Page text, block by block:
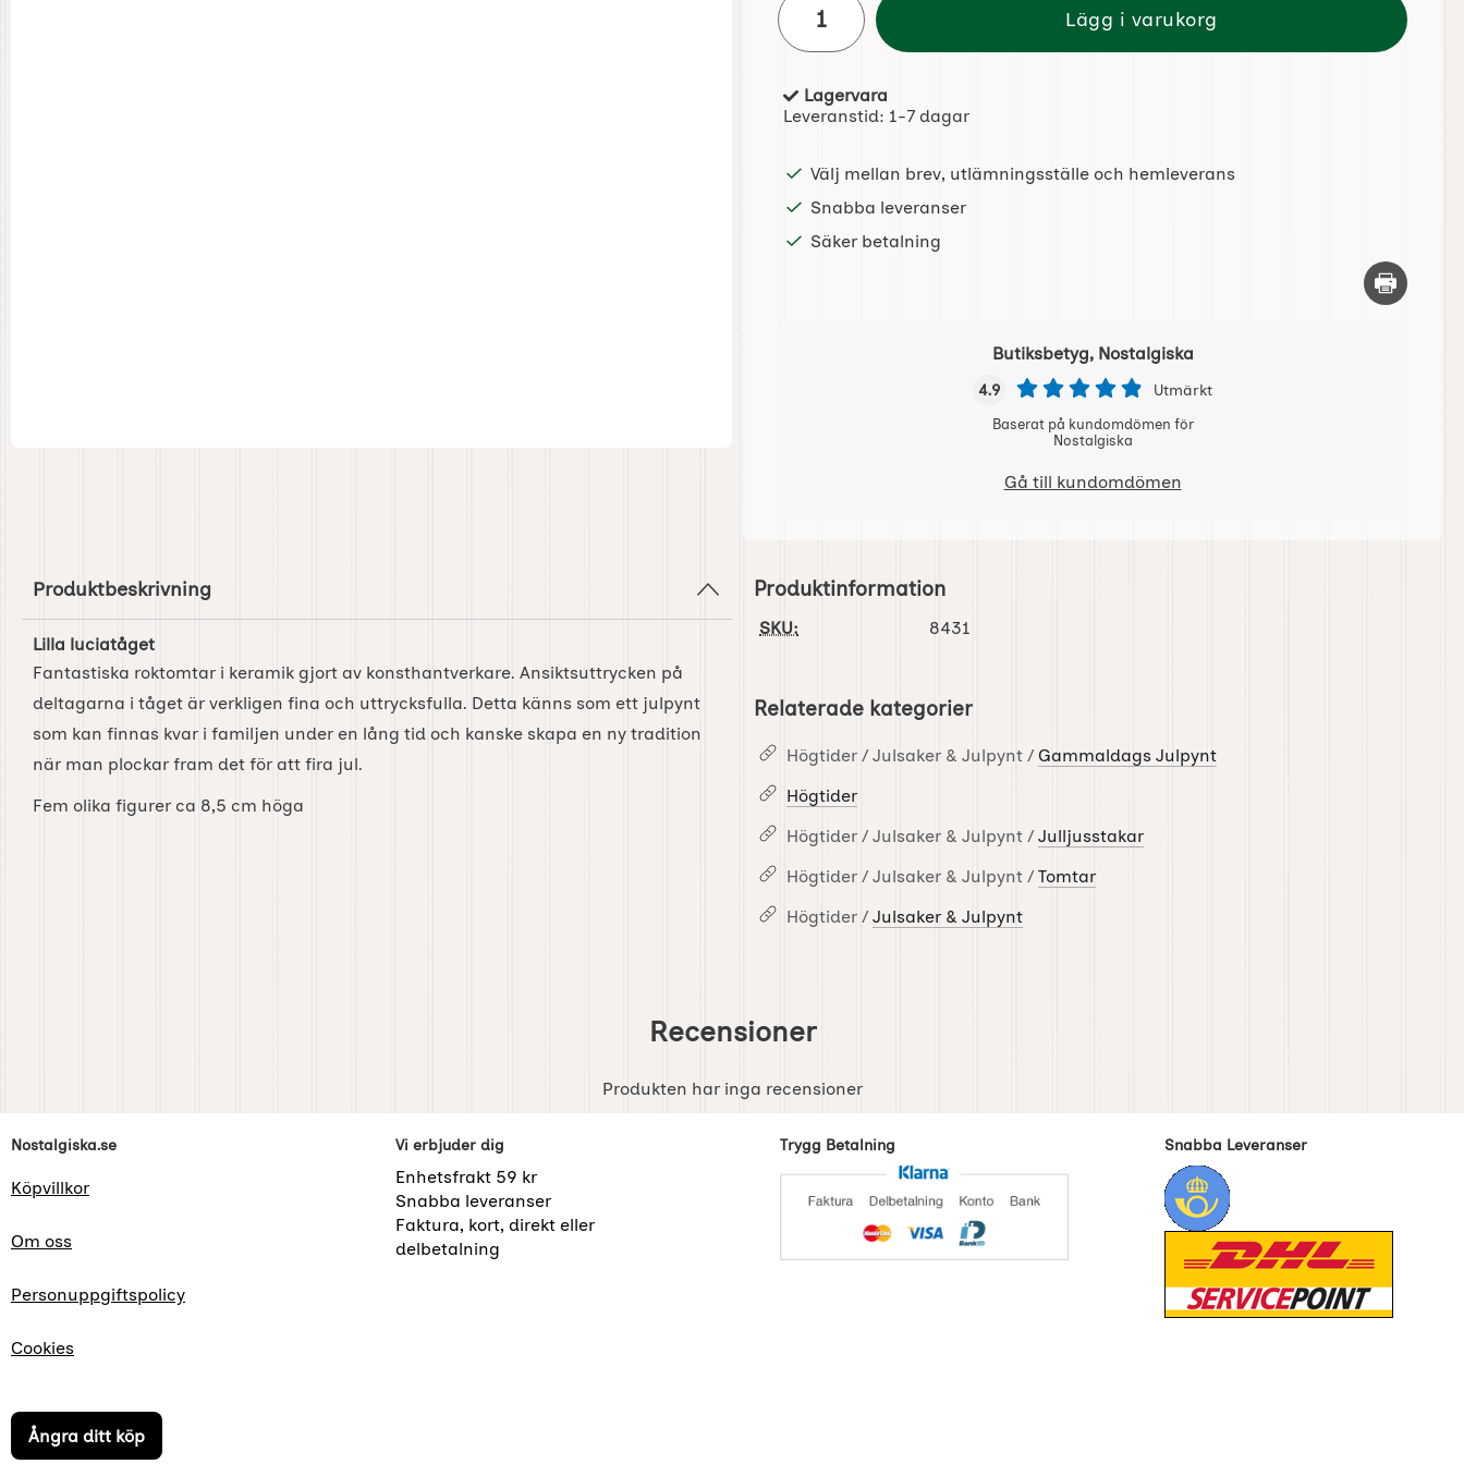
Lägg i varukorg
Tillgänglighet:
Lagervara
Leveranstid: 1-7 dagar
Välj mellan brev, utlämningsställe och hemleverans
Snabba leveranser
Säker betalning
Skriv ut
Butiksbetyg, Nostalgiska
4.9 Utmärkt
Baserat på kundomdömen för
Nostalgiska
Gå till kundomdömen
Produktbeskrivning
Lilla luciatåget
Fantastiska roktomtar i keramik gjort av konsthantverkare. Ansiktsuttrycken på
deltagarna i tåget är verkligen fina och uttrycksfulla. Detta känns som ett julpynt
som kan finnas kvar i familjen under en lång tid och kanske skapa en ny tradition
när man plockar fram det för att fira jul.
Fem olika figurer ca 8,5 cm höga
Produktinformation
SKU: 8431
Relaterade kategorier
Högtider / Julsaker & Julpynt / Gammaldags Julpynt
Högtider
Högtider / Julsaker & Julpynt / Julljusstakar
Högtider / Julsaker & Julpynt / Tomtar
Högtider / Julsaker & Julpynt
Recensioner
Produkten har inga recensioner
Sidfot Blandad info och länkar
Nostalgiska.se
Köpvillkor
Om oss
Personuppgiftspolicy
Cookies
Ångra ditt köp
Vi erbjuder dig
Enhetsfrakt 59 kr
Snabba leveranser
Faktura, kort, direkt eller
delbetalning
Trygg Betalning Snabba Leveranser